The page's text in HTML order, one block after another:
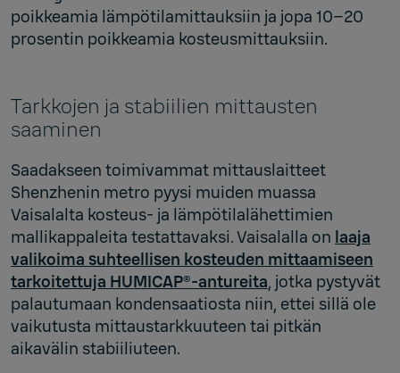
poikkeamia lämpötilamittauksiin ja jopa 10–20
prosentin poikkeamia kosteusmittauksiin.
Tarkkojen ja stabiilien mittausten
saaminen
Saadakseen toimivammat mittauslaitteet
Shenzhenin metro pyysi muiden muassa
Vaisalalta kosteus- ja lämpötilalähettimien
mallikappaleita testattavaksi. Vaisalalla on laaja
valikoima suhteellisen kosteuden mittaamiseen
tarkoitettuja HUMICAP®-antureita, jotka pystyvät
palautumaan kondensaatiosta niin, ettei sillä ole
vaikutusta mittaustarkkuuteen tai pitkän
aikavälin stabiiliuteen.